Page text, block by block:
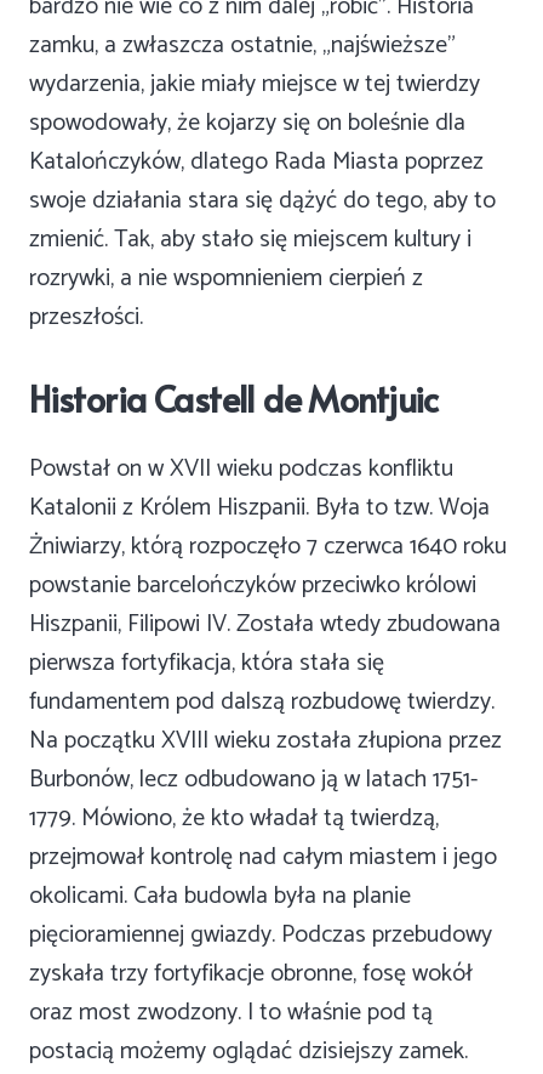
zamku, a zwłaszcza ostatnie, „najświeższe”
wydarzenia, jakie miały miejsce w tej twierdzy
spowodowały, że kojarzy się on boleśnie dla
Katalończyków, dlatego Rada Miasta poprzez
swoje działania stara się dążyć do tego, aby to
zmienić. Tak, aby stało się miejscem kultury i
rozrywki, a nie wspomnieniem cierpień z
przeszłości.
Historia Castell de Montjuic
Powstał on w XVII wieku podczas konfliktu
Katalonii z Królem Hiszpanii. Była to tzw. Woja
Żniwiarzy, którą rozpoczęło 7 czerwca 1640 roku
powstanie barcelończyków przeciwko królowi
Hiszpanii, Filipowi IV. Została wtedy zbudowana
pierwsza fortyfikacja, która stała się
fundamentem pod dalszą rozbudowę twierdzy.
Na początku XVIII wieku została złupiona przez
Burbonów, lecz odbudowano ją w latach 1751-
1779. Mówiono, że kto władał tą twierdzą,
przejmował kontrolę nad całym miastem i jego
okolicami. Cała budowla była na planie
pięcioramiennej gwiazdy. Podczas przebudowy
zyskała trzy fortyfikacje obronne, fosę wokół
oraz most zwodzony. I to właśnie pod tą
postacią możemy oglądać dzisiejszy zamek.